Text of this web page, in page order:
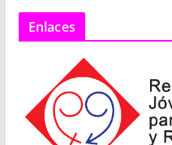
Enlaces